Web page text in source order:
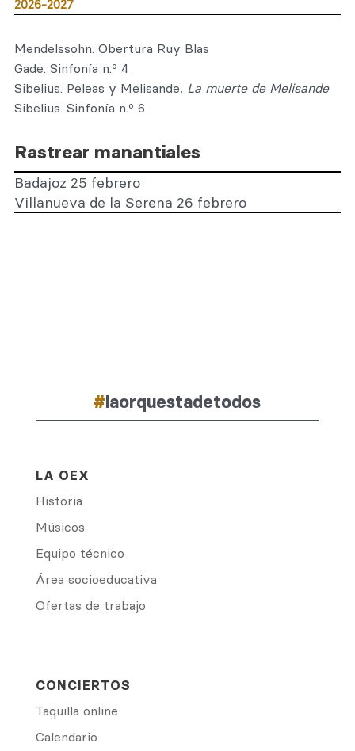
2026-2027
Mendelssohn. Obertura Ruy Blas
Gade. Sinfonía n.º 4
Sibelius. Peleas y Melisande, La muerte de Melisande
Sibelius. Sinfonía n.º 6
Rastrear manantiales
Badajoz 25 febrero
Villanueva de la Serena 26 febrero
#laorquestadetodos
LA OEX
Historia
Músicos
Equipo técnico
Área socioeducativa
Ofertas de trabajo
CONCIERTOS
Taquilla online
Calendario